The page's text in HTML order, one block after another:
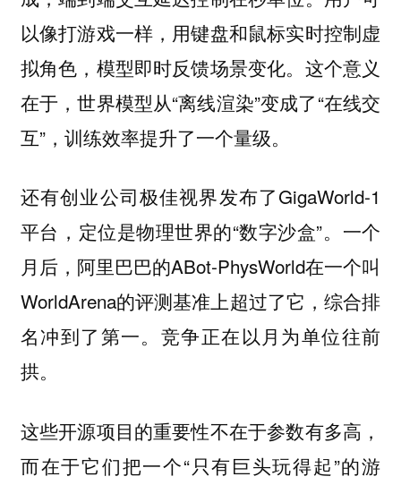
以像打游戏一样，用键盘和鼠标实时控制虚
拟角色，模型即时反馈场景变化。这个意义
在于，世界模型从“离线渲染”变成了“在线交
互”，训练效率提升了一个量级。
还有创业公司极佳视界发布了GigaWorld-1
平台，定位是物理世界的“数字沙盒”。一个
月后，阿里巴巴的ABot-PhysWorld在一个叫
WorldArena的评测基准上超过了它，综合排
名冲到了第一。竞争正在以月为单位往前
拱。
这些开源项目的重要性不在于参数有多高，
而在于它们把一个“只有巨头玩得起”的游